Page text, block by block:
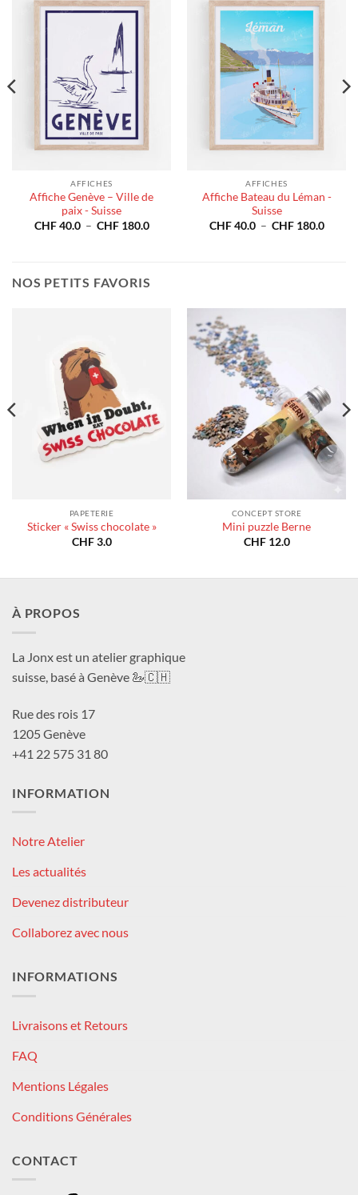
AFFICHES
Affiche Genève – Ville de
paix - Suisse
CHF40.0 – CHF180.0Plage
CHF 180.0
AFFICHES
Affiche Bateau du Léman -
Suisse
CHF40.0 – CHF180.0Plage
NOS PETITS FAVORIS
PAPETERIE
Sticker « Swiss chocolate »
CHF3.0
CONCEPT STORE
Mini puzzle Berne
CHF12.0
À PROPOS
La Jonx est un atelier graphique
suisse, basé à Genève 🦢🇨🇭
Rue des rois 17
1205 Genève
+41 22 575 31 80
INFORMATION
Notre Atelier
Les actualités
Devenez distributeur
Collaborez avec nous
INFORMATIONS
Livraisons et Retours
FAQ
Mentions Légales
Conditions Générales
CONTACT